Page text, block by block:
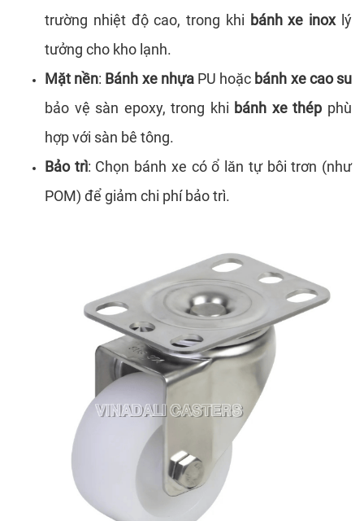
trường nhiệt độ cao, trong khi bánh xe inoxlý
tưởng cho kho lạnh.
Mặt nền: Bánh xe nhựaPU hoặc bánh xe cao su
bảo vệ sàn epoxy, trong khi bánh xe thép phù
hợp với sàn bê tông.
Bảo trì: Chọn bánh xe có ổ lăn tự bôi trơn (như
POM) để giảm chi phí bảo trì.